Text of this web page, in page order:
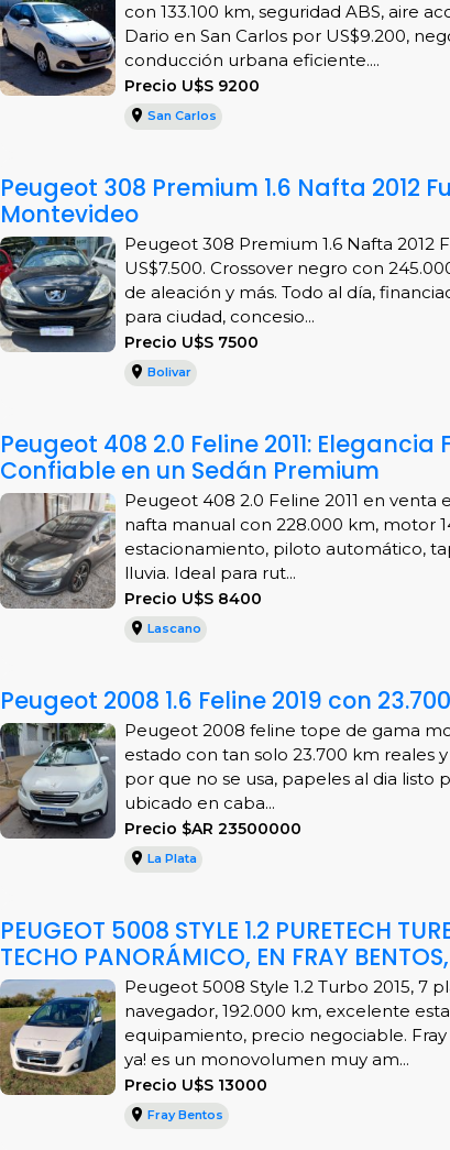
con 133.100 km, seguridad ABS, aire
Dario en San Carlos por US$9.200,
conducción urbana eficiente....
Precio U$S 9200
San Carlos
Peugeot 308 Premium 1.6 Nafta 2012
Montevideo
Peugeot 308 Premium 1.6 Nafta
US$7.500. Crossover negro con
de aleación y más. Todo al día,
para ciudad, concesio...
Precio U$S 7500
Bolivar
Peugeot 408 2.0 Feline 2011:
Confiable en un Sedán Premium
Peugeot 408 2.0 Feline 2011 en venta
nafta manual con 228.000 km, motor
estacionamiento, piloto automático,
lluvia. Ideal para rut...
Precio U$S 8400
Lascano
Peugeot 2008 1.6 Feline 2019 con
Peugeot 2008 feline tope de gama
estado con tan solo 23.700 km reales
por que no se usa, papeles al dia listo
ubicado en caba...
Precio $AR 23500000
La Plata
PEUGEOT 5008 STYLE 1.2 PURETECH
TECHO PANORÁMICO, EN FRAY
Peugeot 5008 Style 1.2 Turbo 2015, 7
navegador, 192.000 km, excelente
equipamiento, precio negociable. Fray
ya! es un monovolumen muy am...
Precio U$S 13000
Fray Bentos